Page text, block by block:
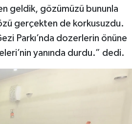
geldik, gözümüzü bununla
gerçekten de korkusuzdu.
Parkı’nda dozerlerin önüne
yanında durdu.” dedi.